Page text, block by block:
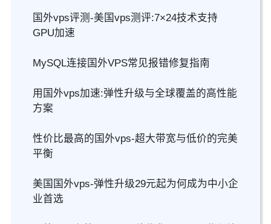
国外vps评测-美国vps测评:7×24技术支持
GPU加速
MySQL连接国外VPS常见报错修复指南
用国外vps加速:弹性升级与全球覆盖的高性能
方案
性价比最高的国外vps-超大带宽与低价的完美
平衡
美国国外vps-弹性升级29元起为何成为中小企
业首选